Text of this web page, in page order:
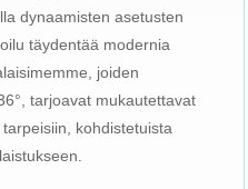
dynaamisten asetusten
täydentää modernia
joiden
tarjoavat mukautettavat
kohdistetuista